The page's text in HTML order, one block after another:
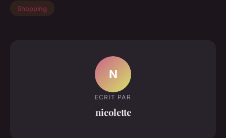
Shopping
N
ECRIT PAR
nicolette